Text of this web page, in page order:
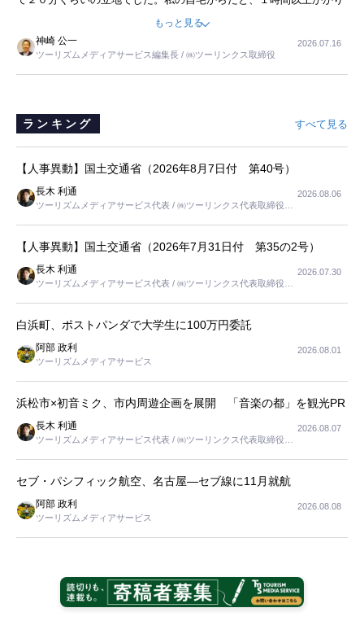
ました。母の住まいから近いという理由で、その施設を選択したので
すが、私と妹にとっては、半日仕事ででした。シニアの住まい選び
は、当人だけではなく、世話をする家族の足の便も考えない外池ない
と思いました。
もっと見る
神崎 公一
ツーリズムメディアサービス編集長 / ㈱ツーリンクス取締役
2026.07.16
ランキング すべて見る
【人事異動】国土交通省（2026年8月7日付 第40号）
長木 利通
ツーリズムメディアサービス代表 / ㈱ツーリンクス代表取締役社
2026.08.06
【人事異動】国土交通省（2026年7月31日付 第35の2号）
長木 利通
ツーリズムメディアサービス代表 / ㈱ツーリンクス代表取締役社
2026.07.30
白浜町、ポストパンダで大学生に100万円委託
阿部 政利
ツーリズムメディアサービス
2026.08.01
浜松市×初音ミク、市内周遊企画を展開 「音楽の都」を観光PR
長木 利通
ツーリズムメディアサービス代表 / ㈱ツーリンクス代表取締役社
2026.08.07
セブ・パシフィック航空、名古屋―セブ線に11月就航
阿部 政利
ツーリズムメディアサービス
2026.08.08